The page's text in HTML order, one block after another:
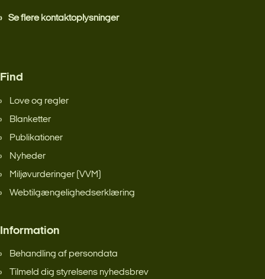
Se flere kontaktoplysninger
Find
Love og regler
Blanketter
Publikationer
Nyheder
Miljøvurderinger (VVM)
Webtilgængelighedserklæring
Information
Behandling af persondata
Tilmeld dig styrelsens nyhedsbrev